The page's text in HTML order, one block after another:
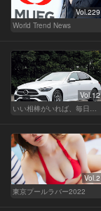
Vol.229
World Trend News
Vol.12
いい相棒がいれば、毎日が楽しい。クルマがあるとできること
Vol.2
東京プールラバー2022